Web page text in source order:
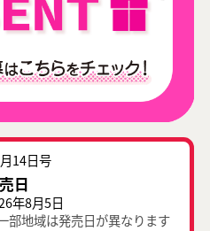
14日号
日
年8月5日
部地域は発売日が異なります